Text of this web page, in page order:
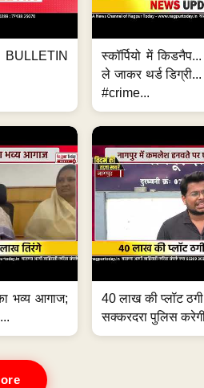
स्कॉर्पियो में
ले जाकर थर्ड
#crime...
भव्य आगाज;
40 लाख की प्लॉट
सक्करदरा पुलिस